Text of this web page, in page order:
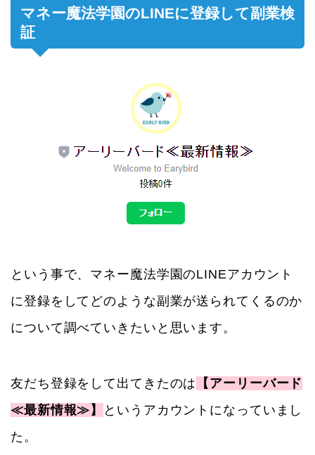
マネー魔法学園のLINEに登録して副業検
証
という事で、マネー魔法学園のLINEアカウント
に登録をしてどのような副業が送られてくるのか
について調べていきたいと思います。
友だち登録をして出てきたのは
【アーリーバード
≪最新情報≫】
というアカウントになっていまし
た。